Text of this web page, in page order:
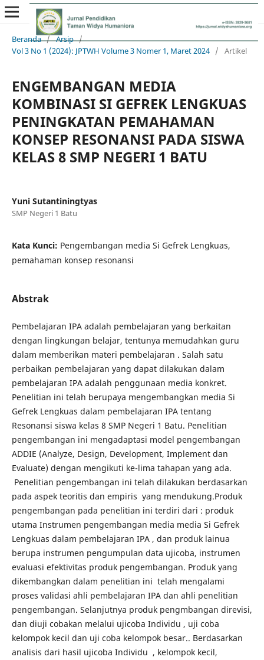
Beranda / Arsip /
Vol 3 No 1 (2024): JPTWH Volume 3 Nomer 1, Maret 2024 / Artikel
ENGEMBANGAN MEDIA
KOMBINASI SI GEFREK LENGKUAS
PENINGKATAN PEMAHAMAN
KONSEP RESONANSI PADA SISWA
KELAS 8 SMP NEGERI 1 BATU
Yuni Sutantiningtyas
SMP Negeri 1 Batu
Kata Kunci: Pengembangan media Si Gefrek Lengkuas,
pemahaman konsep resonansi
Abstrak
Pembelajaran IPA adalah pembelajaran yang berkaitan
dengan lingkungan belajar, tentunya memudahkan guru
dalam memberikan materi pembelajaran . Salah satu
perbaikan pembelajaran yang dapat dilakukan dalam
pembelajaran IPA adalah penggunaan media konkret.
Penelitian ini telah berupaya mengembangkan media Si
Gefrek Lengkuas dalam pembelajaran IPA tentang
Resonansi siswa kelas 8 SMP Negeri 1 Batu. Penelitian
pengembangan ini mengadaptasi model pengembangan
ADDIE (Analyze, Design, Development, Implement dan
Evaluate) dengan mengikuti ke-lima tahapan yang ada.
Penelitian pengembangan ini telah dilakukan berdasarkan
pada aspek teoritis dan empiris yang mendukung.Produk
pengembangan pada penelitian ini terdiri dari : produk
utama Instrumen pengembangan media media Si Gefrek
Lengkuas dalam pembelajaran IPA , dan produk lainua
berupa instrumen pengumpulan data ujicoba, instrumen
evaluasi efektivitas produk pengembangan. Produk yang
dikembangkan dalam penelitian ini telah mengalami
proses validasi ahli pembelajaran IPA dan ahli penelitian
pengembangan. Selanjutnya produk pengmbangan direvisi,
dan diuji cobakan melalui ujicoba Individu , uji coba
kelompok kecil dan uji coba kelompok besar.. Berdasarkan
analisis dari hasil ujicoba Individu , kelompok kecil,